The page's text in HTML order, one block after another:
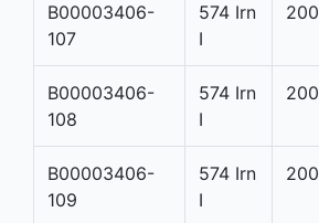
B00003406-
107
574 Irn
I
200
B00003406-
108
574 Irn
I
200
B00003406-
109
574 Irn
I
200